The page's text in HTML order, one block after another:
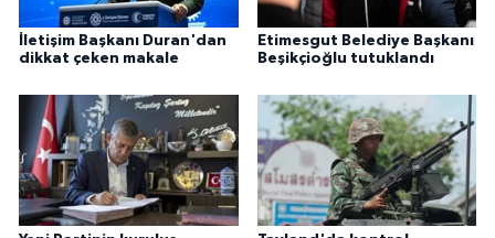
İletişim Başkanı Duran'dan
dikkat çeken makale
Etimesgut Belediye Başkanı
Beşikçioğlu tutuklandı